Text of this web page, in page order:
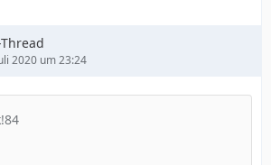
2020 um 23:24